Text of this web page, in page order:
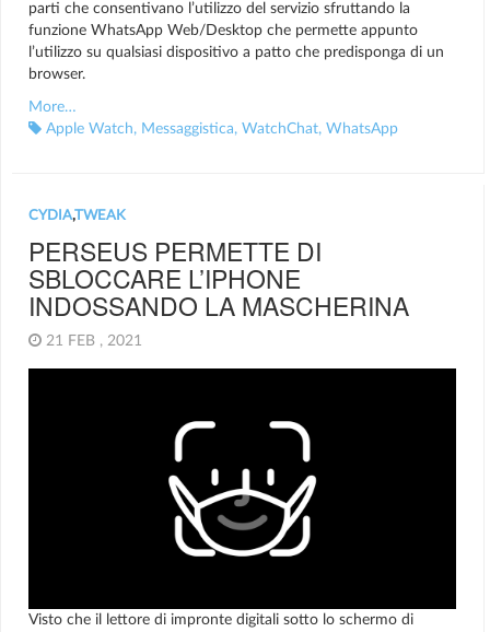
parti che consentivano l’utilizzo del servizio sfruttando la
funzione WhatsApp Web/Desktop che permette appunto
l’utilizzo su qualsiasi dispositivo a patto che predisponga di un
browser.
More…
Apple Watch, Messaggistica, WatchChat, WhatsApp
CYDIA,TWEAK
PERSEUS PERMETTE DI
SBLOCCARE L’IPHONE
INDOSSANDO LA MASCHERINA
21 FEB , 2021
Visto che il lettore di impronte digitali sotto lo schermo di